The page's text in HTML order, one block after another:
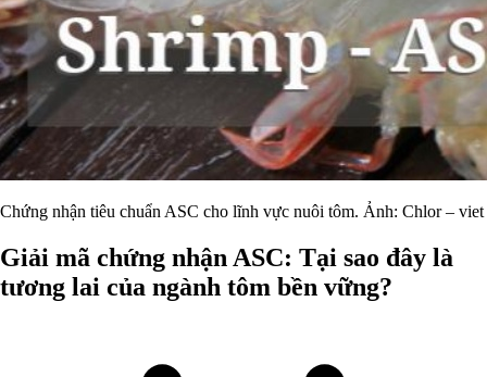
Chứng nhận tiêu chuẩn ASC cho lĩnh vực nuôi tôm. Ảnh: Chlor – viet
Giải mã chứng nhận ASC: Tại sao đây là
tương lai của ngành tôm bền vững?